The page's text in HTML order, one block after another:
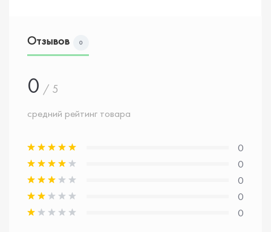
Отзывов 0
0 / 5
средний рейтинг товара
0
0
0
0
0